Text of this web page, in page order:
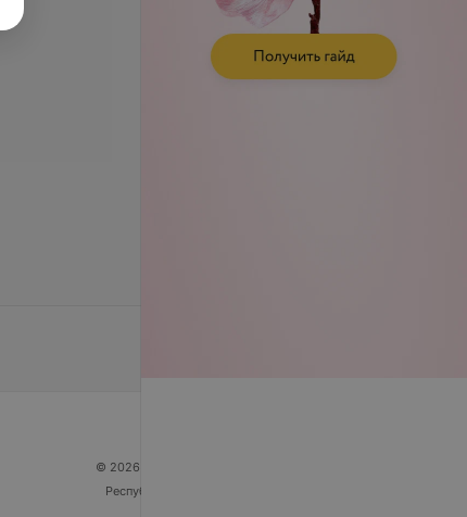
© 2026 ООО «Артокс Лаб», УНП 191700409
Республика Беларусь, г. Минск, улица Толбухина, 2,